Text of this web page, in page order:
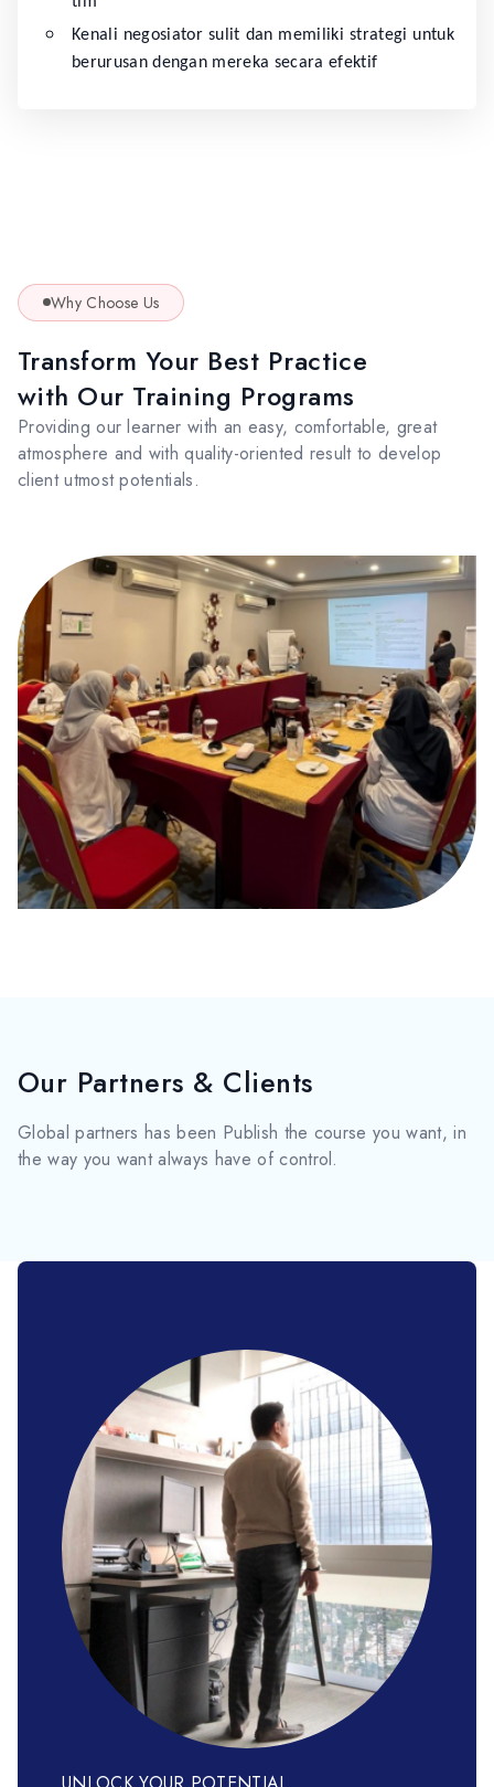
Kenali negosiator sulit dan memiliki strategi untuk
berurusan dengan mereka secara efektif
Why Choose Us
Transform Your Best Practice
with Our Training Programs
Providing our learner with an easy, comfortable, great
atmosphere and with quality-oriented result to develop
client utmost potentials.
Our Partners & Clients
Global partners has been Publish the course you want, in
the way you want always have of control.